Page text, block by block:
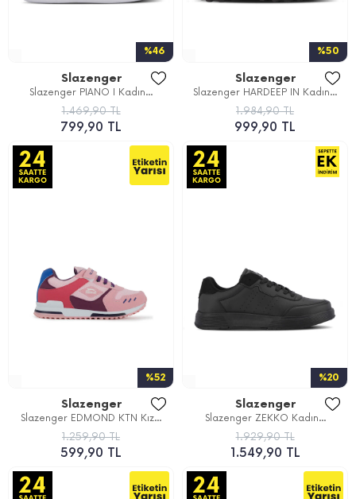
%46
Slazenger
Slazenger PIANO I Kadın...
1.469,90 TL
799,90 TL
%50
Slazenger
Slazenger HARDEEP IN Kadın...
1.984,90 TL
999,90 TL
%52
Slazenger
Slazenger EDMOND KTN Kız...
1.259,90 TL
599,90 TL
%20
Slazenger
Slazenger ZEKKO Kadın...
1.929,90 TL
1.549,90 TL